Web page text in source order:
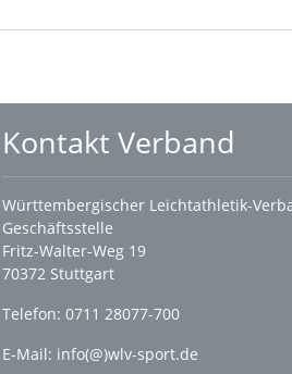
Kontakt Verband
Württembergischer Leichtathletik-
Geschäftsstelle
Fritz-Walter-Weg 19
70372 Stuttgart
Telefon: 0711 28077-700
E-Mail: info(@)wlv-sport.de